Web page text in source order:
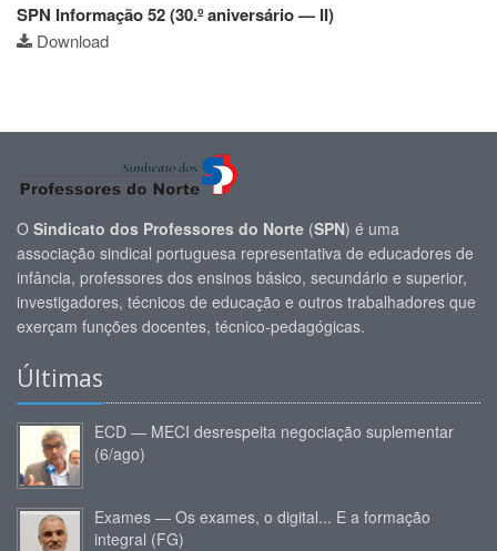
SPN Informação 52 (30.º aniversário — II)
Download
O Sindicato dos Professores do Norte (SPN) é uma
associação sindical portuguesa representativa de educadores de
infância, professores dos ensinos básico, secundário e superior,
investigadores, técnicos de educação e outros trabalhadores que
exerçam funções docentes, técnico-pedagógicas.
Últimas
ECD — MECI desrespeita negociação suplementar
(6/ago)
Exames — Os exames, o digital... E a formação
integral (FG)